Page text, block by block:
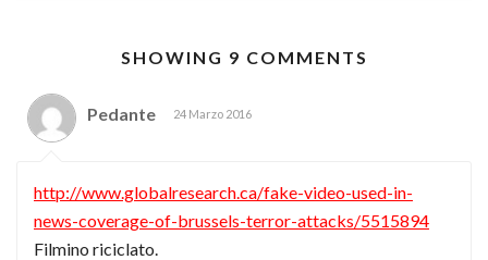
SHOWING 9 COMMENTS
Pedante 24 Marzo 2016
http://www.globalresearch.ca/fake-video-used-in-
news-coverage-of-brussels-terror-attacks/5515894
Filmino riciclato.